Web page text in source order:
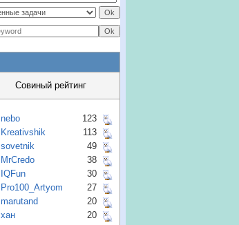
Совиный рейтинг
nebo
123
Kreativshik
113
sovetnik
49
MrCredo
38
IQFun
30
Pro100_Artyom
27
marutand
20
хан
20